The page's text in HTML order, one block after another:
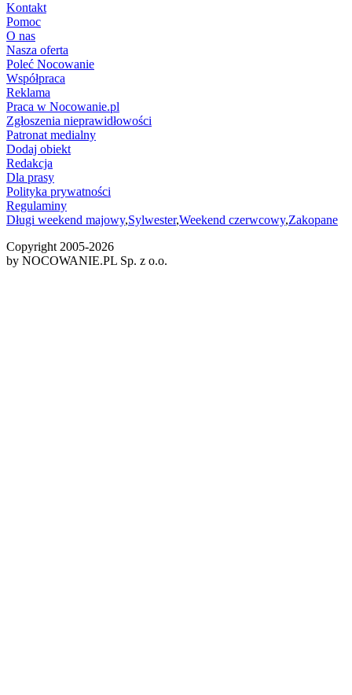
Kontakt
Pomoc
O nas
Nasza oferta
Poleć Nocowanie
Współpraca
Reklama
Praca w Nocowanie.pl
Zgłoszenia nieprawidłowości
Patronat medialny
Dodaj obiekt
Redakcja
Dla prasy
Polityka prywatności
Regulaminy
Długi weekend majowy,Sylwester,Weekend czerwcowy,Zakopane
Copyright 2005-2026
by NOCOWANIE.PL Sp. z o.o.